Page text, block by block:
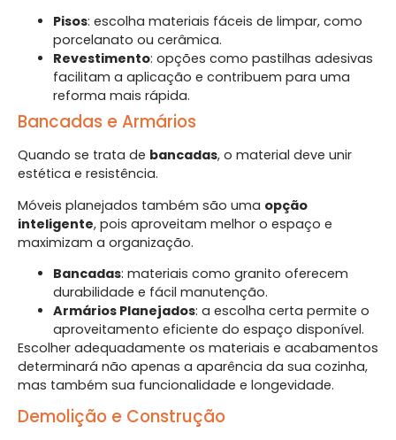
Pisos: escolha materiais fáceis de limpar, como
porcelanato ou cerâmica.
Revestimento: opções como pastilhas adesivas
facilitam a aplicação e contribuem para uma
reforma mais rápida.
Bancadas e Armários
Quando se trata de bancadas, o material deve unir
estética e resistência.
Móveis planejados também são uma opção
inteligente, pois aproveitam melhor o espaço e
maximizam a organização.
Bancadas: materiais como granito oferecem
durabilidade e fácil manutenção.
Armários Planejados: a escolha certa permite o
aproveitamento eficiente do espaço disponível.
Escolher adequadamente os materiais e acabamentos
determinará não apenas a aparência da sua cozinha,
mas também sua funcionalidade e longevidade.
Demolição e Construção